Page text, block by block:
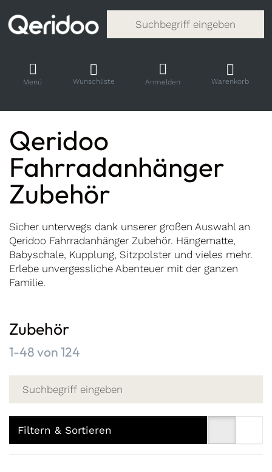
Menü Wunschliste Anmelden Warenkorb
Qeridoo
Fahrradanhänger
Zubehör
Sicher unterwegs dank unserer großen Auswahl an
Qeridoo Fahrradanhänger Zubehör. Hängematte,
Babyschale, Kupplung, Sitzpolster und vieles mehr.
Erlebe unvergessliche Abenteuer mit der ganzen
Familie.
Zubehör
Suchergebnisse:
1-48von124
Filtern & Sortieren